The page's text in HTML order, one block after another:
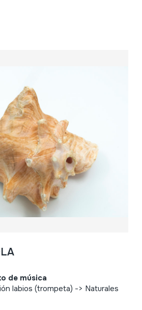
de música
labios (trompeta) -> Naturales